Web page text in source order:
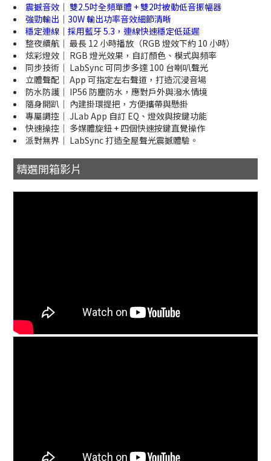
震撼音效｜ 雙2.5吋全頻單體 + 雙2吋被動低音振幅器
強勁輸出｜30W 輸出功率音效細節清晰
穩定連線｜採用藍牙 5.3，連線快速穩定低延遲
整夜續航｜ 最長 12 小時播放（RGB 燈效下約 10 小時）
炫彩燈效｜ RGB 燈光效果，自訂顏色、模式與頻率
同步技術｜ LabSync 可同步多達 100 台喇叭聲光
立體聲配｜ App 可指定左右聲道，打造沉浸音場
防水防護｜ IP56 防塵防水，應對戶外與潑水情境
隨身開趴｜ 內建掛環提把，方便攜帶與懸掛
專屬調控｜ JLab App 自訂 EQ、燈效與按鍵功能
快速操控｜ 多媒體旋鈕 + 四個快速按鍵直覺操作
派對無界｜ LabSync 打造全屋聲光震撼體驗。
精選開箱影片